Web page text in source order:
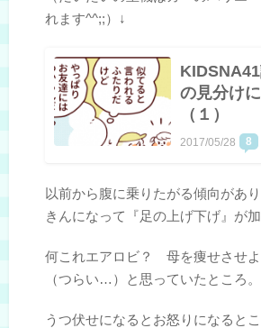
れます^^;;）↓
の見分け
（１）
2017/05/28 8
以前から腹に乗りたがる傾向があ
きんになって『足の上げ下げ』が加
何これエアロビ？ 母を痩せさせよ
（つらい…）と思っていたところ。
うつ伏せになるとお怒りになると